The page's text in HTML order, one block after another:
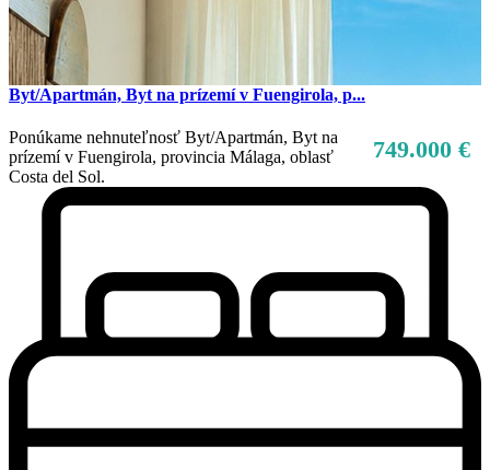
Byt/Apartmán, Byt na prízemí v Fuengirola, p...
749.000 €
Ponúkame nehnuteľnosť Byt/Apartmán, Byt na
prízemí v Fuengirola, provincia Málaga, oblasť
Costa del Sol.